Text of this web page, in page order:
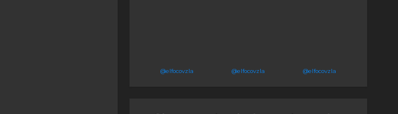
@elfocovzla @elfocovzla @elfocovzla